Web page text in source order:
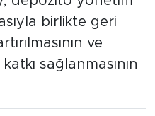
birlikte geri
ve
sağlanmasının